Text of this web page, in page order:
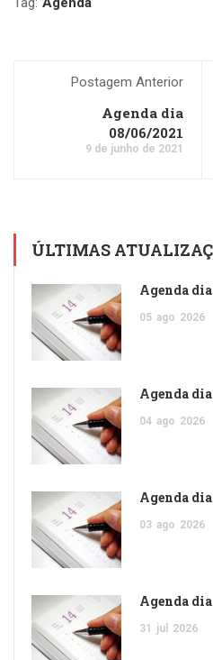
Postagem Anterior
Agenda dia
08/06/2021
9 de junho de 2021
ÚLTIMAS
Agenda
05 ago 2026
Agenda
04 ago 2026
Agenda
03 ago 2026
Agenda
31 jul 2026